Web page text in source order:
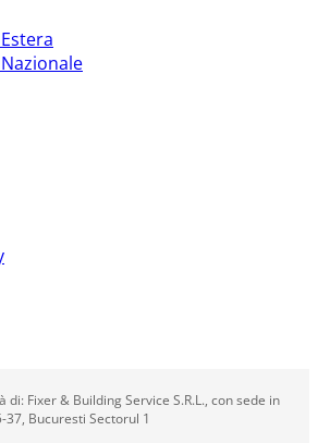
Fixer & Building Service S.R.L., con sede in
37, Bucuresti Sectorul 1